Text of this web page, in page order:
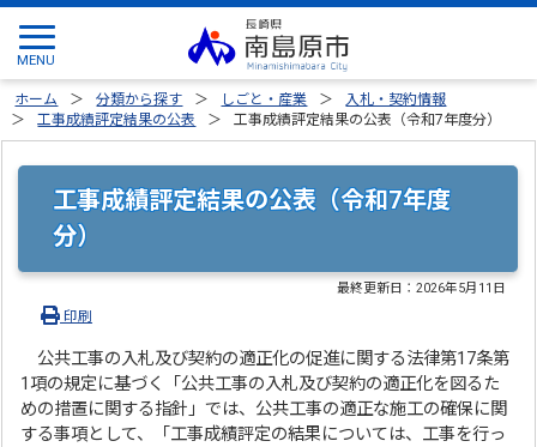
ホーム 分類から探す しごと・産業
入札・契約情報
工事成績評定結果の公表
工事成績評定結果の公表（令和7年度分）
工事成績評定結果の公表（令和7年度
分）
最終更新日：2026年5月11日
印刷
公共工事の入札及び契約の適正化の促進に関する法律第17条第
1項の規定に基づく「公共工事の入札及び契約の適正化を図るた
めの措置に関する指針」では、公共工事の適正な施工の確保に関
する事項として、「工事成績評定の結果については、工事を行っ